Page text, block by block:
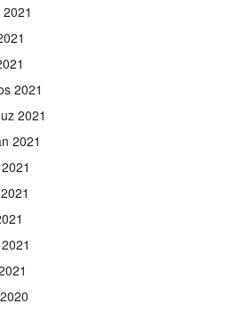
2021
2021
2021
2021